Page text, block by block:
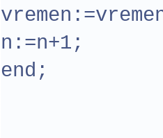
n:=n+1;
end;